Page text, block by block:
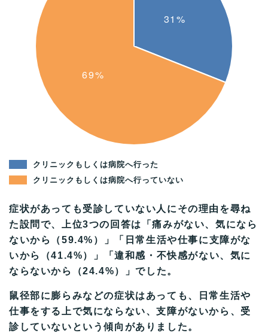
クリニックもしくは病院へ行った
クリニックもしくは病院へ行っていない
症状があっても受診していない人にその理由を尋ね
た設問で、上位3つの回答は「痛みがない、気になら
ないから（59.4%）」「日常生活や仕事に支障がな
いから（41.4%）」「違和感・不快感がない、気に
ならないから（24.4%）」でした。
鼠径部に膨らみなどの症状はあっても、日常生活や
仕事をする上で気にならない、支障がないから、受
診していないという傾向がありました。